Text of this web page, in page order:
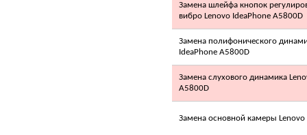
Замена шлейфа кнопок
вибро Lenovo IdeaPhone A5800D
Замена полифонического
IdeaPhone A5800D
Замена слухового динамика
A5800D
Замена основной камеры Lenovo